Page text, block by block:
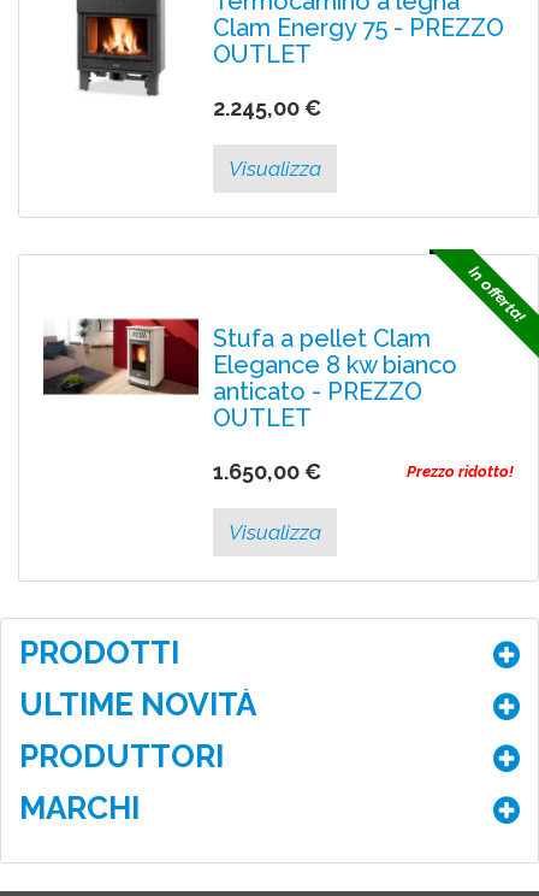
Clam Energy 75 - PREZZO
OUTLET
2.245,00 €
Visualizza
In offerta!
Stufa a pellet Clam
Elegance 8 kw bianco
anticato - PREZZO
OUTLET
Prezzo ridotto!
1.650,00 €
Visualizza
PRODOTTI
ULTIME NOVITÀ
PRODUTTORI
MARCHI